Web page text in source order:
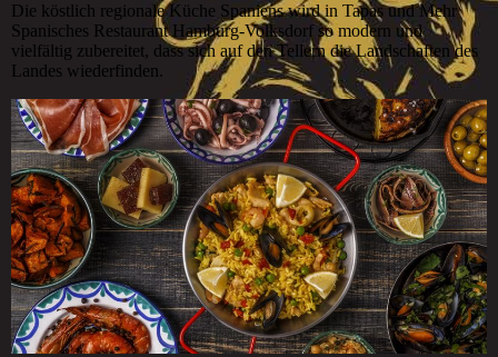
Die köstlich regionale Küche Spaniens wird in Tapas und Mehr
Spanisches Restaurant Hamburg-Volksdorf so modern und
vielfältig zubereitet, dass sich auf den Tellern die Landschaften des
Landes wiederfinden.